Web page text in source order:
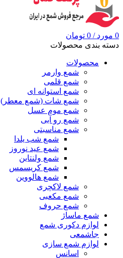
0 مورد /
0 تومان
دسته بندی محصولات
محصولات
شمع وارمر
شمع قلمی
شمع استوانه ای
شمع شات (شمع معطر)
شمع موم عسل
شمع رو آبی
شمع مناسبتی
شمع شب یلدا
شمع عید نوروز
شمع ولنتاین
شمع کریسمس
شمع هالووین
شمع لاکچری
شمع مکعبی
شمع حروف
شمع ماساژ
لوازم دکوری شمع
جاشمعی
لوازم شمع سازی
اسانس